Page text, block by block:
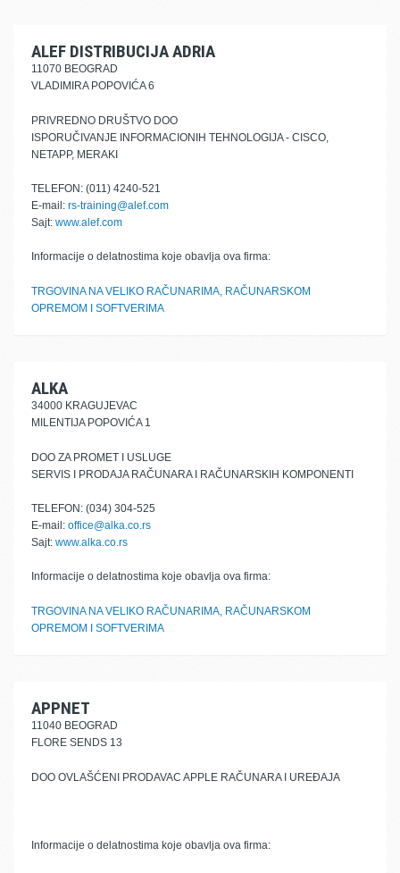
ALEF DISTRIBUCIJA ADRIA
11070 BEOGRAD
VLADIMIRA POPOVIĆA 6
PRIVREDNO DRUŠTVO DOO
ISPORUČIVANJE INFORMACIONIH TEHNOLOGIJA - CISCO,
NETAPP, MERAKI
TELEFON: (011) 4240-521
E-mail: rs-training@alef.com
Sajt: www.alef.com
Informacije o delatnostima koje obavlja ova firma:
TRGOVINA NA VELIKO RAČUNARIMA, RAČUNARSKOM
OPREMOM I SOFTVERIMA
ALKA
34000 KRAGUJEVAC
MILENTIJA POPOVIĆA 1
DOO ZA PROMET I USLUGE
SERVIS I PRODAJA RAČUNARA I RAČUNARSKIH KOMPONENTI
TELEFON: (034) 304-525
E-mail: office@alka.co.rs
Sajt: www.alka.co.rs
Informacije o delatnostima koje obavlja ova firma:
TRGOVINA NA VELIKO RAČUNARIMA, RAČUNARSKOM
OPREMOM I SOFTVERIMA
APPNET
11040 BEOGRAD
FLORE SENDS 13
DOO OVLAŠĆENI PRODAVAC APPLE RAČUNARA I UREĐAJA
Informacije o delatnostima koje obavlja ova firma: